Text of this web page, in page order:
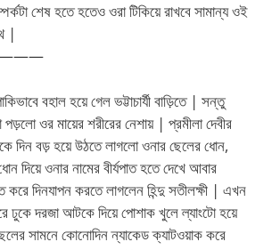
শেষ হতে হতেও ওরা টিকিয়ে রাখবে সামান্য ওই
|
বহাল হয়ে গেল ভট্টাচার্যী বাড়িতে | সন্তু
ওর মায়ের শরীরের নেশায় | প্রমীলা দেবীর
দিন বড় হয়ে উঠতে লাগলো ওনার ছেলের ধোন,
দিয়ে ওনার নামের বীর্যপাত হতে দেখে আবার
করে দিনযাপন করতে লাগলেন হিন্দু সতীলক্ষী | এখন
ঢুকে দরজা আটকে দিয়ে পোশাক খুলে ল্যাংটো হয়ে
সামনে কোনোদিন ন্যাকেড ক্যাটওয়াক করে